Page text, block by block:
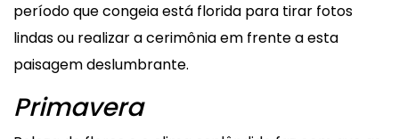
período que congeia está florida para tirar fotos
lindas ou realizar a cerimônia em frente a esta
paisagem deslumbrante.
Primavera